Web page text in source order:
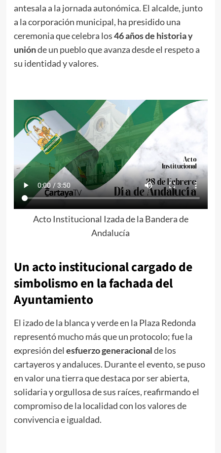
antesala a la jornada autonómica. El alcalde, junto
a la corporación municipal, ha presidido una
ceremonia que celebra los46 años de historia y
uniónde un pueblo que avanza desde el respeto a
su identidad y valores.
Acto Institucional Izada de la Bandera de
Andalucía
Un acto institucional cargado de
simbolismo en la fachada del
Ayuntamiento
El izado de la blanca y verde en la Plaza Redonda
representó mucho más que un protocolo; fue la
expresión del esfuerzo generacionalde los
cartayeros y andaluces. Durante el evento, se puso
en valor una tierra que destaca por ser abierta,
solidaria y orgullosa de sus raíces, reafirmando el
compromiso de la localidad con los valores de
convivencia e igualdad.